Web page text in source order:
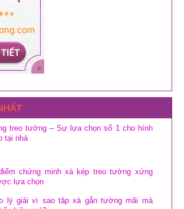
treo tường – Sự lựa chọn số 1 cho hình
tại nhà
chứng minh xà kép treo tường xứng
lựa chọn
lý giải vì sao tập xà gắn tường mãi mà